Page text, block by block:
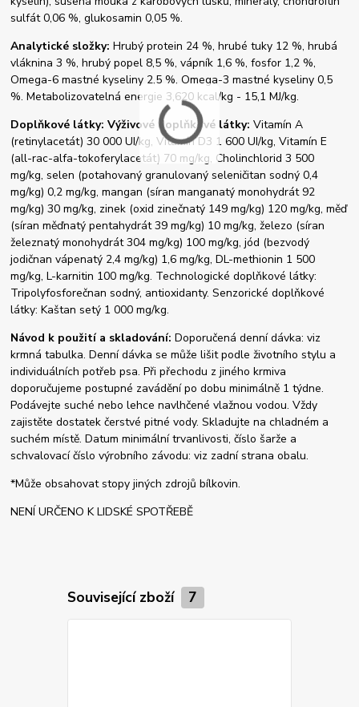
sulfát 0,06 %, glukosamin 0,05 %.
Analytické složky:Hrubý protein 24 %, hrubé tuky 12 %, hrubá
vláknina 3 %, hrubý popel 8,5 %, vápník 1,6 %, fosfor 1,2 %,
Omega-6 mastné kyseliny 2,5 %, Omega-3 mastné kyseliny 0,5
%. Metabolizovatelná energie 3,620 kcal/kg - 15,1 MJ/kg.
Doplňkové látky: Výživové doplňkové látky: Vitamín A
(retinylacetát) 30 000 UI/kg, Vitamín D3 1 600 UI/kg, Vitamín E
(all-rac-alfa-tokoferylacetát) 70 mg/kg, Cholinchlorid 3 500
mg/kg, selen (potahovaný granulovaný seleničitan sodný 0,4
mg/kg) 0,2 mg/kg, mangan (síran manganatý monohydrát 92
mg/kg) 30 mg/kg, zinek (oxid zinečnatý 149 mg/kg) 120 mg/kg, měď
(síran měďnatý pentahydrát 39 mg/kg) 10 mg/kg, železo (síran
železnatý monohydrát 304 mg/kg) 100 mg/kg, jód (bezvodý
jodičnan vápenatý 2,4 mg/kg) 1,6 mg/kg, DL-methionin 1 500
mg/kg, L-karnitin 100 mg/kg. Technologické doplňkové látky:
Tripolyfosforečnan sodný, antioxidanty. Senzorické doplňkové
látky: Kaštan setý 1 000 mg/kg.
Návod k použití a skladování:Doporučená denní dávka: viz
krmná tabulka. Denní dávka se může lišit podle životního stylu a
individuálních potřeb psa. Při přechodu z jiného krmiva
doporučujeme postupné zavádění po dobu minimálně 1 týdne.
Podávejte suché nebo lehce navlhčené vlažnou vodou. Vždy
zajistěte dostatek čerstvé pitné vody. Skladujte na chladném a
suchém místě. Datum minimální trvanlivosti, číslo šarže a
schvalovací číslo výrobního závodu: viz zadní strana obalu.
*Může obsahovat stopy jiných zdrojů bílkovin.
NENÍ URČENO K LIDSKÉ SPOTŘEBĚ
Související zboží 7